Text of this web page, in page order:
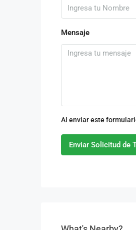
Mensaje
Al enviar este
Enviar Solicitud de